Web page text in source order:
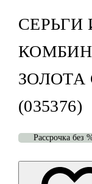
СЕРЬГИ
(035376)
Рассрочка без